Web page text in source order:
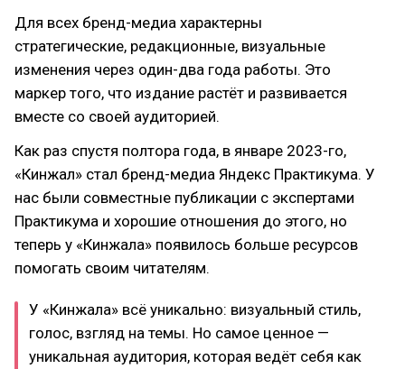
Для всех бренд-медиа характерны
стратегические, редакционные, визуальные
изменения через один-два года работы. Это
маркер того, что издание растёт и развивается
вместе со своей аудиторией.
Как раз спустя полтора года, в январе 2023-го,
«Кинжал» стал бренд-медиа Яндекс Практикума. У
нас были совместные публикации с экспертами
Практикума и хорошие отношения до этого, но
теперь у «Кинжала» появилось больше ресурсов
помогать своим читателям.
У «Кинжала» всё уникально: визуальный стиль,
голос, взгляд на темы. Но самое ценное —
уникальная аудитория, которая ведёт себя как